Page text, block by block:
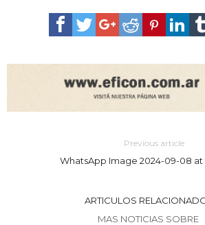
Previous article
WhatsApp Image 2024-09-08 at
ARTICULOS
MAS NOTICIAS SOBRE